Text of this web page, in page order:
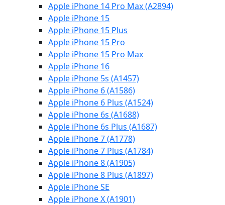
Apple iPhone 14 Pro Max (A2894)
Apple iPhone 15
Apple iPhone 15 Plus
Apple iPhone 15 Pro
Apple iPhone 15 Pro Max
Apple iPhone 16
Apple iPhone 5s (A1457)
Apple iPhone 6 (A1586)
Apple iPhone 6 Plus (A1524)
Apple iPhone 6s (A1688)
Apple iPhone 6s Plus (A1687)
Apple iPhone 7 (A1778)
Apple iPhone 7 Plus (A1784)
Apple iPhone 8 (A1905)
Apple iPhone 8 Plus (A1897)
Apple iPhone SE
Apple iPhone X (A1901)